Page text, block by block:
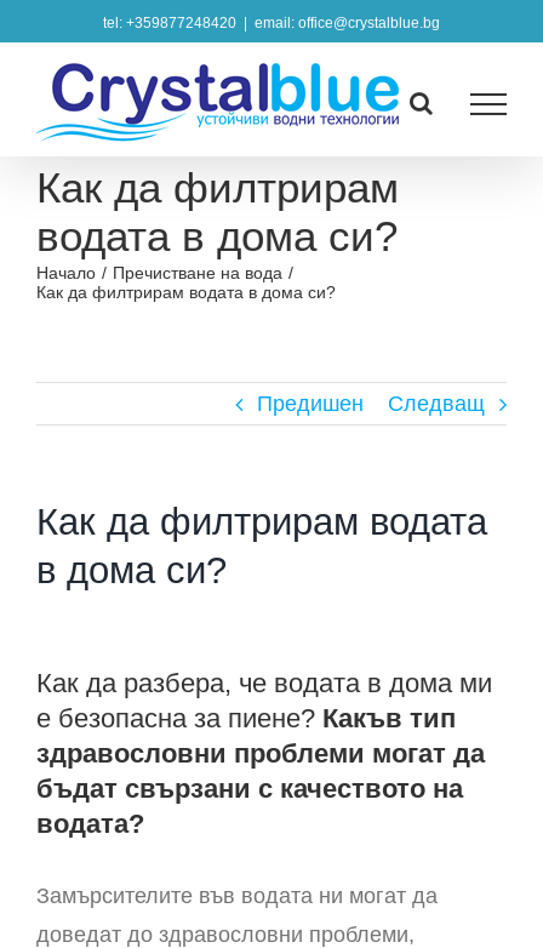
content
tel: +359877248420 email: office@crystalblue.bg
Как да филтрирам
водата в дома си?
Начало / Пречистване на вода /
Как да филтрирам водата в дома си?
Предишен Следващ
Как да филтрирам водата
в дома си?
Как да разбера, че водата в дома ми
е безопасна за пиене? Какъв тип
здравословни проблеми могат да
бъдат свързани с качеството на
водата?
Замърсителите във водата ни могат да
доведат до здравословни проблеми,